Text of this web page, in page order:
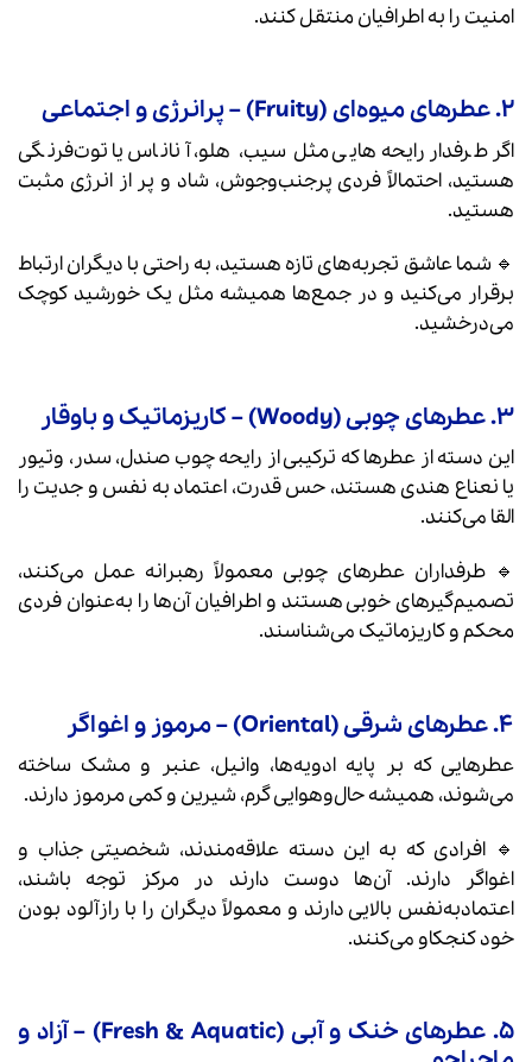
امنیت را به اطرافیان منتقل کنند.
۲. عطرهای میوه‌ای (Fruity) – پرانرژی و اجتماعی
اگر طرفدار رایحه‌هایی مثل سیب، هلو، آناناس یا توت‌فرنگی
هستید، احتمالاً فردی پرجنب‌وجوش، شاد و پر از انرژی مثبت
هستید.
🔹 شما عاشق تجربه‌های تازه هستید، به راحتی با دیگران ارتباط
برقرار می‌کنید و در جمع‌ها همیشه مثل یک خورشید کوچک
می‌درخشید.
۳. عطرهای چوبی (Woody) – کاریزماتیک و باوقار
این دسته از عطرها که ترکیبی از رایحه چوب صندل، سدر، وتیور
یا نعناع هندی هستند، حس قدرت، اعتماد به نفس و جدیت را
القا می‌کنند.
🔹 طرفداران عطرهای چوبی معمولاً رهبرانه عمل می‌کنند،
تصمیم‌گیرهای خوبی هستند و اطرافیان آن‌ها را به‌عنوان فردی
محکم و کاریزماتیک می‌شناسند.
۴. عطرهای شرقی (Oriental) – مرموز و اغواگر
عطرهایی که بر پایه ادویه‌ها، وانیل، عنبر و مشک ساخته
می‌شوند، همیشه حال‌وهوایی گرم، شیرین و کمی مرموز دارند.
🔹 افرادی که به این دسته علاقه‌مندند، شخصیتی جذاب و
اغواگر دارند. آن‌ها دوست دارند در مرکز توجه باشند،
اعتمادبه‌نفس بالایی دارند و معمولاً دیگران را با رازآلود بودن
خود کنجکاو می‌کنند.
۵. عطرهای خنک و آبی (Fresh & Aquatic) – آزاد و